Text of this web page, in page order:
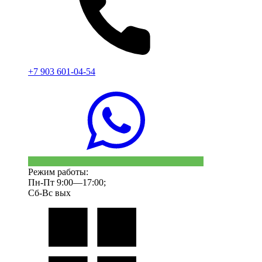
+7 903 601-04-54
Режим работы:
Пн-Пт 9:00—17:00;
Сб-Вс вых